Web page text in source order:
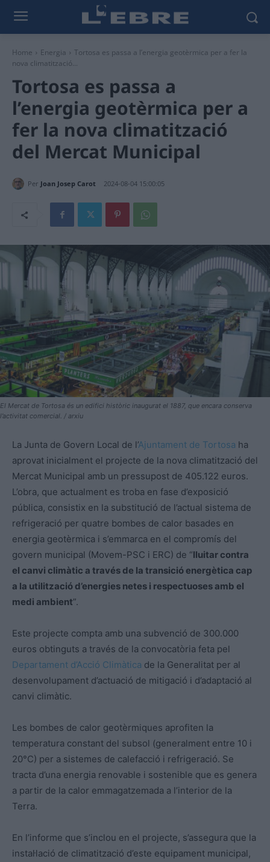
Home Energia
Tortosa es passa a l’energia geotèrmica per a fer la
nova climatització...
Tortosa es passa a
l’energia geotèrmica per a
fer la nova climatització
del Mercat Municipal
Per Joan Josep Carot 2024-08-04 15:00:05
El Mercat de Tortosa és un edifici històric inaugurat el 1887, que encara conserva
l’activitat comercial. / arxiu
La Junta de Govern Local de l’Ajuntament de Tortosa ha
aprovat inicialment el projecte de la nova climatització del
Mercat Municipal amb un pressupost de 405.122 euros.
L’obra, que actualment es troba en fase d’exposició
pública, consistix en la substitució de l’actual sistema de
refrigeració per quatre bombes de calor basades en
energia geotèrmica i s’emmarca en el compromís del
govern municipal (Movem-PSC i ERC) de “lluitar contra
el canvi climàtic a través de la transició energètica cap
a la utilització d’energies netes i respectuoses amb el
medi ambient”.
Este projecte compta amb una subvenció de 300.000
euros obtinguts a través de la convocatòria feta pel
Departament d’Acció Climàtica de la Generalitat per al
desenvolupament d’actuació de mitigació i d’adaptació al
canvi climàtic.
Les bombes de calor geotèrmiques aprofiten la
temperatura constant del subsol (generalment entre 10 i
20°C) per a sistemes de calefacció i refrigeració. Se
tracta d’una energia renovable i sostenible que es genera
a partir de la calor emmagatzemada a l’interior de la
Terra.
En l’informe que s’inclou en el projecte, s’assegura que la
instal·lació de climatització d’este equipament municipal,